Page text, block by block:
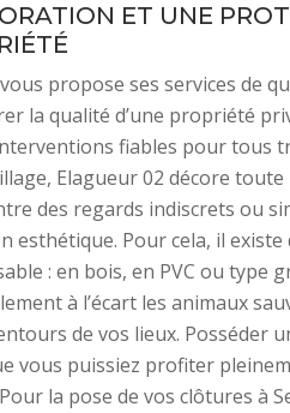
ET UNE
propose ses services de
la qualité d’une propriété
fiables pour tous
Elagueur 02 décore
des regards indiscrets ou
esthétique. Pour cela, il existe
: en bois, en PVC ou type
à l’écart les animaux
de vos lieux. Posséder
vous puissiez profiter
la pose de vos clôtures à